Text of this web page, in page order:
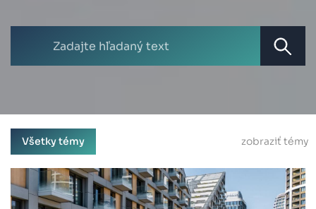
Všetky témy zobraziť témy